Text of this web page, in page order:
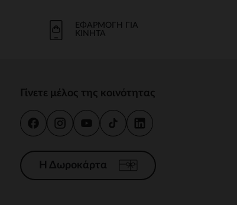
ΕΦΑΡΜΟΓΉ ΓΙΑ
ΚΙΝΗΤΆ
Γίνετε μέλος της κοινότητας
Η Δωροκάρτα